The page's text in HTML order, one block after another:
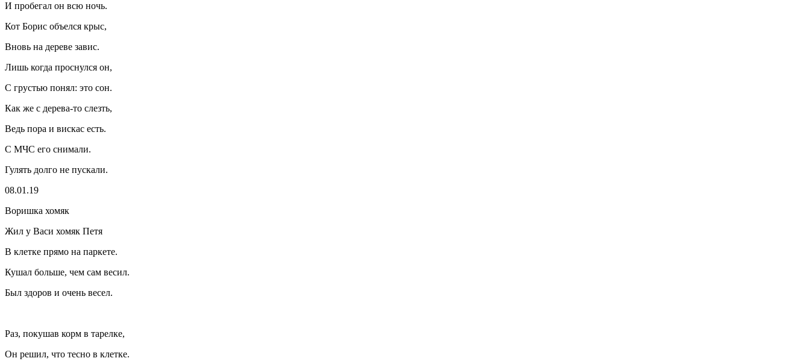
И пробегал он всю ночь.
Кот Борис объелся крыс,
Вновь на дереве завис.
Лишь когда проснулся он,
С грустью понял: это сон.
Как же с дерева-то слезть,
Ведь пора и вискас есть.
С МЧС его снимали.
Гулять долго не пускали.
08.01.19
Воришка хомяк
Жил у Васи хомяк Петя
В клетке прямо на паркете.
Кушал больше, чем сам весил.
Был здоров и очень весел.
Раз, покушав корм в тарелке,
Он решил, что тесно в клетке.